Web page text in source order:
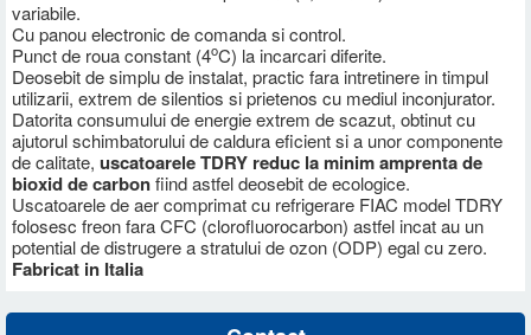
variabile.
Cu panou electronic de comanda si control.
Punct de roua constant (4oC) la incarcari diferite.
Deosebit de simplu de instalat, practic fara intretinere in timpul
utilizarii, extrem de silentios si prietenos cu mediul inconjurator.
Datorita consumului de energie extrem de scazut, obtinut cu
ajutorul schimbatorului de caldura eficient si a unor componente
de calitate, uscatoarele TDRY reduc la minim amprenta de
bioxid de carbonfiind astfel deosebit de ecologice.
Uscatoarele de aer comprimat cu refrigerare FIAC model TDRY
folosesc freon fara CFC (clorofluorocarbon) astfel incat au un
potential de distrugere a stratului de ozon (ODP) egal cu zero.
Fabricat in Italia